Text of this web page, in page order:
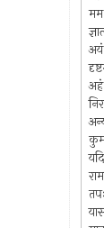
मम
अयं
अहं